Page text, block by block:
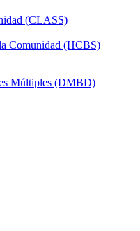
(CLASS)
Comunidad (HCBS)
Múltiples (DMBD)